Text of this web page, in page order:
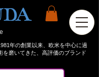
年の創業以来、欧米を中心に過
を磨いてきた、高評価のブランド